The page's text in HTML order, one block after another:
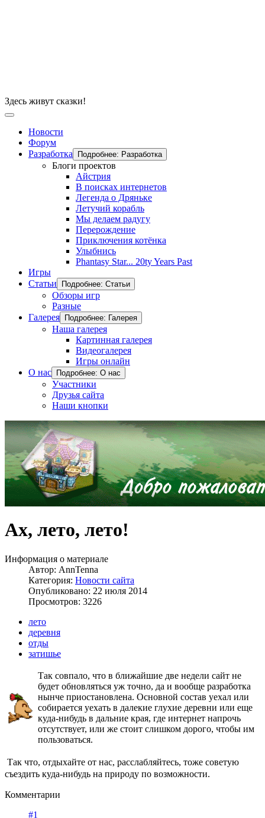
Здесь живут сказки!
Новости
Форум
Разработка
Подробнее: Разработка
Блоги проектов
Айстрия
В поисках интернетов
Легенда о Дряньке
Летучий корабль
Мы делаем радугу
Перерождение
Приключения котёнка
Улыбнись
Phantasy Star... 20ty Years Past
Игры
Статьи
Подробнее: Статьи
Обзоры игр
Разные
Галерея
Подробнее: Галерея
Наша галерея
Картинная галерея
Видеогалерея
Игры онлайн
О нас
Подробнее: О нас
Участники
Друзья сайта
Наши кнопки
Ах, лето, лето!
Информация о материале
Автор: AnnTenna
Категория: Новости сайта
Опубликовано: 22 июля 2014
Просмотров: 3226
лето
деревня
отды
затишье
Так совпало, что в ближайшие две недели сайт не
будет обновляться уж точно, да и вообще разработка
нынче приостановлена. Основной состав уехал или
собирается уехать в далекие глухие деревни или еще
куда-нибудь в дальние края, где интернет напрочь
отсутствует, или же стоит слишком дорого, чтобы им
пользоваться.
Так что, отдыхайте от нас, расслабляйтесь, тоже советую
съездить куда-нибудь на природу по возможности.
Комментарии
#1